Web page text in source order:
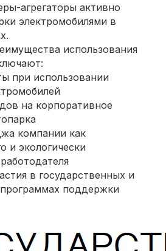
агрегаторы активно
электромобилями в
использования
при использовании
на корпоративное
компании как
и экологически
в государственных и
поддержки